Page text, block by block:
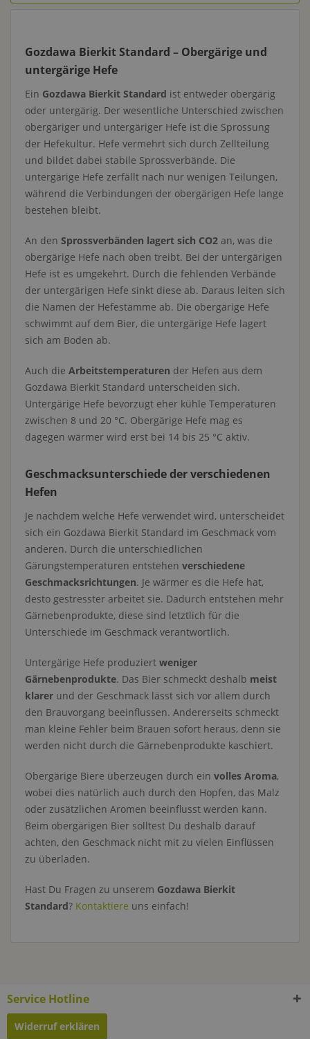
Gozdawa Bierkit Standard – Obergärige und
untergärige Hefe
Ein Gozdawa Bierkit Standard ist entweder obergärig
oder untergärig. Der wesentliche Unterschied zwischen
obergäriger und untergäriger Hefe ist die Sprossung
der Hefekultur. Hefe vermehrt sich durch Zellteilung
und bildet dabei stabile Sprossverbände. Die
untergärige Hefe zerfällt nach nur wenigen Teilungen,
während die Verbindungen der obergärigen Hefe lange
bestehen bleibt.
An den Sprossverbänden lagert sich CO2 an, was die
obergärige Hefe nach oben treibt. Bei der untergärigen
Hefe ist es umgekehrt. Durch die fehlenden Verbände
der untergärigen Hefe sinkt diese ab. Daraus leiten sich
die Namen der Hefestämme ab. Die obergärige Hefe
schwimmt auf dem Bier, die untergärige Hefe lagert
sich am Boden ab.
Auch die Arbeitstemperaturen der Hefen aus dem
Gozdawa Bierkit Standard unterscheiden sich.
Untergärige Hefe bevorzugt eher kühle Temperaturen
zwischen 8 und 20 °C. Obergärige Hefe mag es
dagegen wärmer wird erst bei 14 bis 25 °C aktiv.
Geschmacksunterschiede der verschiedenen
Hefen
Je nachdem welche Hefe verwendet wird, unterscheidet
sich ein Gozdawa Bierkit Standard im Geschmack vom
anderen. Durch die unterschiedlichen
Gärungstemperaturen entstehen verschiedene
Geschmacksrichtungen. Je wärmer es die Hefe hat,
desto gestresster arbeitet sie. Dadurch entstehen mehr
Gärnebenprodukte, diese sind letztlich für die
Unterschiede im Geschmack verantwortlich.
Untergärige Hefe produziert weniger
Gärnebenprodukte. Das Bier schmeckt deshalb meist
klarer und der Geschmack lässt sich vor allem durch
den Brauvorgang beeinflussen. Andererseits schmeckt
man kleine Fehler beim Brauen sofort heraus, denn sie
werden nicht durch die Gärnebenprodukte kaschiert.
Obergärige Biere überzeugen durch ein volles Aroma,
wobei dies natürlich auch durch den Hopfen, das Malz
oder zusätzlichen Aromen beeinflusst werden kann.
Beim obergärigen Bier solltest Du deshalb darauf
achten, den Geschmack nicht mit zu vielen Einflüssen
zu überladen.
Hast Du Fragen zu unserem Gozdawa Bierkit
Standard? Kontaktiere uns einfach!
Service Hotline
Widerruf erklären